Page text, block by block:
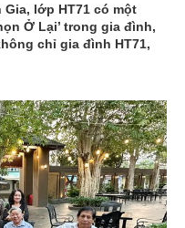
Gia, lớp HT71 có một
Ở Lại’ trong gia đình,
chỉ gia đình HT71,